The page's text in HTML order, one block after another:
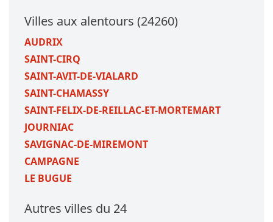
Villes aux alentours (24260)
AUDRIX
SAINT-CIRQ
SAINT-AVIT-DE-VIALARD
SAINT-CHAMASSY
SAINT-FELIX-DE-REILLAC-ET-MORTEMART
JOURNIAC
SAVIGNAC-DE-MIREMONT
CAMPAGNE
LE BUGUE
Autres villes du 24